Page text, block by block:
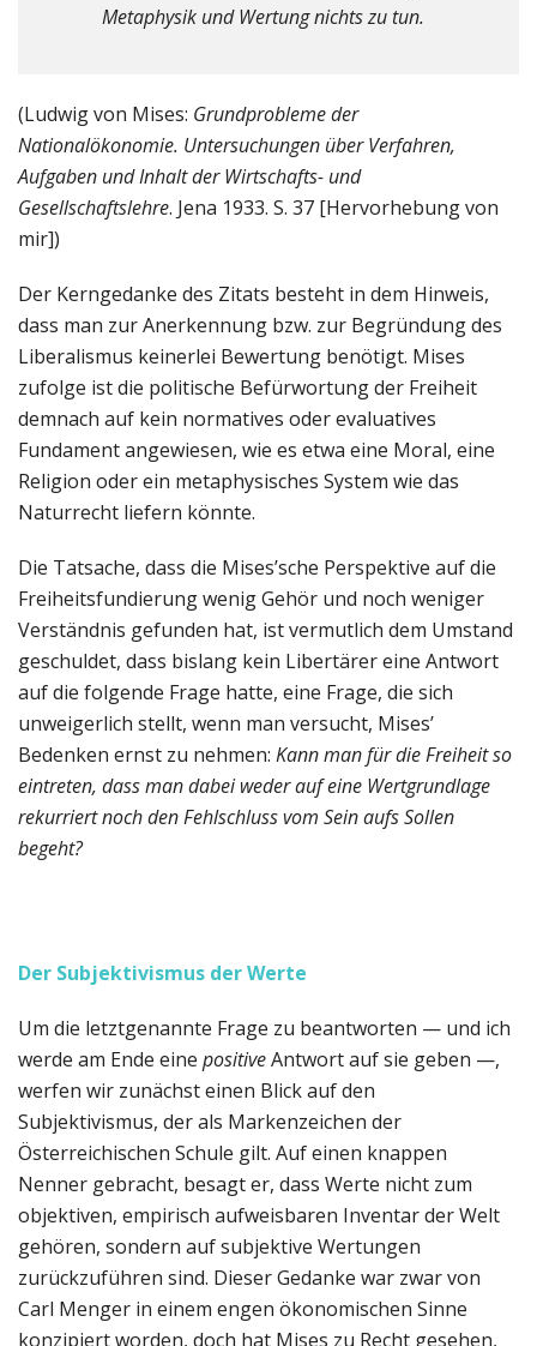
Metaphysik und Wertung nichts zu tun.
(Ludwig von Mises: Grundprobleme der
Nationalökonomie. Untersuchungen über Verfahren,
Aufgaben und Inhalt der Wirtschafts- und
Gesellschaftslehre. Jena 1933. S. 37 [Hervorhebung von
mir])
Der Kerngedanke des Zitats besteht in dem Hinweis,
dass man zur Anerkennung bzw. zur Begründung des
Liberalismus keinerlei Bewertung benötigt. Mises
zufolge ist die politische Befürwortung der Freiheit
demnach auf kein normatives oder evaluatives
Fundament angewiesen, wie es etwa eine Moral, eine
Religion oder ein metaphysisches System wie das
Naturrecht liefern könnte.
Die Tatsache, dass die Mises’sche Perspektive auf die
Freiheitsfundierung wenig Gehör und noch weniger
Verständnis gefunden hat, ist vermutlich dem Umstand
geschuldet, dass bislang kein Libertärer eine Antwort
auf die folgende Frage hatte, eine Frage, die sich
unweigerlich stellt, wenn man versucht, Mises’
Bedenken ernst zu nehmen: Kann man für die Freiheit so
eintreten, dass man dabei weder auf eine Wertgrundlage
rekurriert noch den Fehlschluss vom Sein aufs Sollen
begeht?
Der Subjektivismus der Werte
Um die letztgenannte Frage zu beantworten — und ich
werde am Ende eine positiveAntwort auf sie geben —,
werfen wir zunächst einen Blick auf den
Subjektivismus, der als Markenzeichen der
Österreichischen Schule gilt. Auf einen knappen
Nenner gebracht, besagt er, dass Werte nicht zum
objektiven, empirisch aufweisbaren Inventar der Welt
gehören, sondern auf subjektive Wertungen
zurückzuführen sind. Dieser Gedanke war zwar von
Carl Menger in einem engen ökonomischen Sinne
konzipiert worden, doch hat Mises zu Recht gesehen,